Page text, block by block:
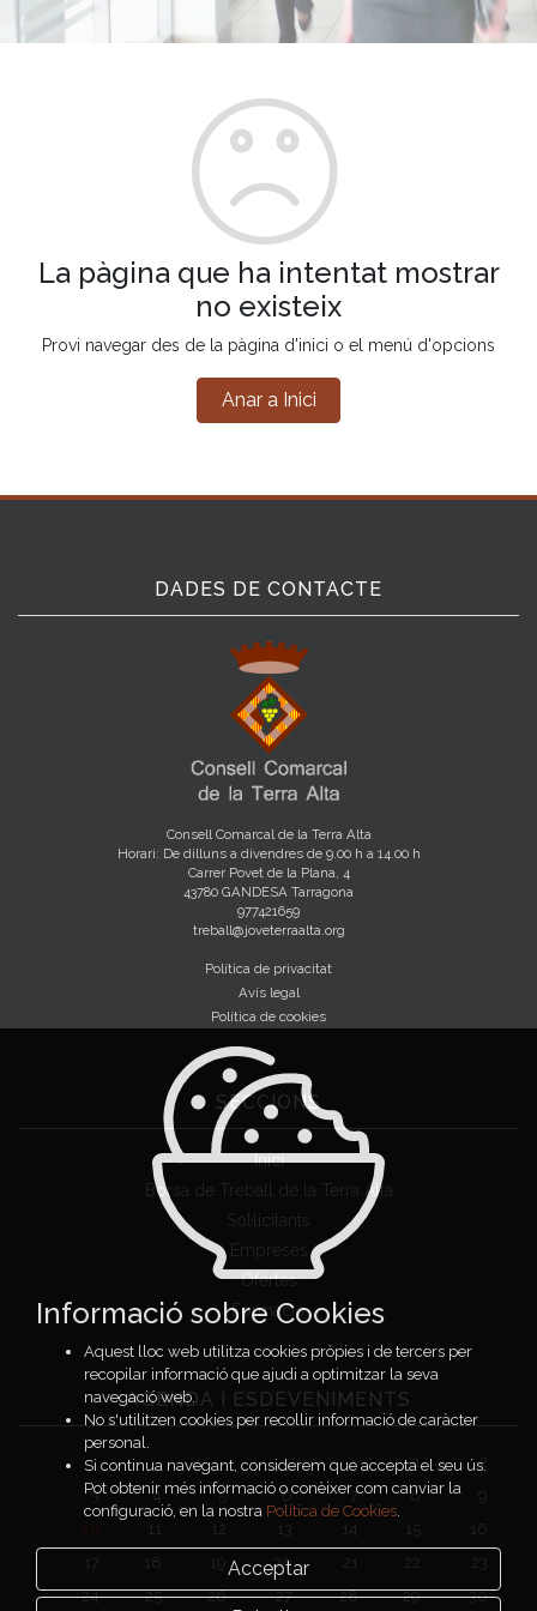
La pàgina que ha intentat mostrar
no existeix
Provi navegar des de la pàgina d'inici o el menú d'opcions
Anar a Inici
DADES DE CONTACTE
Consell Comarcal de la Terra Alta
Horari: De dilluns a divendres de 9.00 h a 14.00 h
Carrer Povet de la Plana, 4
43780 GANDESA Tarragona
977421659
treball@joveterraalta.org
Política de privacitat
Avís legal
Política de cookies
SECCIONS
Inici
Borsa de Treball de la Terra Alta
Sol·licitants
Empreses
Ofertes
Formació
AGENDA I ESDEVENIMENTS
1
2
3
4 5 6 7 8
11 12 13 14 15
16
17
18 19 20 21
23
24
25 26 27 28 29 30
Informació sobre Cookies
Aquest lloc web utilitza cookies pròpies i de tercers per
recopilar informació que ajudi a optimitzar la seva
navegació web.
No s'utilitzen cookies per recollir informació de caràcter
personal.
Si continua navegant, considerem que accepta el seu ús.
Pot obtenir més informació o conèixer com canviar la
configuració, en la nostra Política de Cookies.
Acceptar